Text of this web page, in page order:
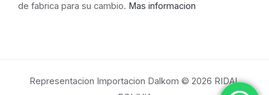
de fabrica para su cambio. Mas informacion
Representacion Importacion Dalkom © 2026 RIDAL